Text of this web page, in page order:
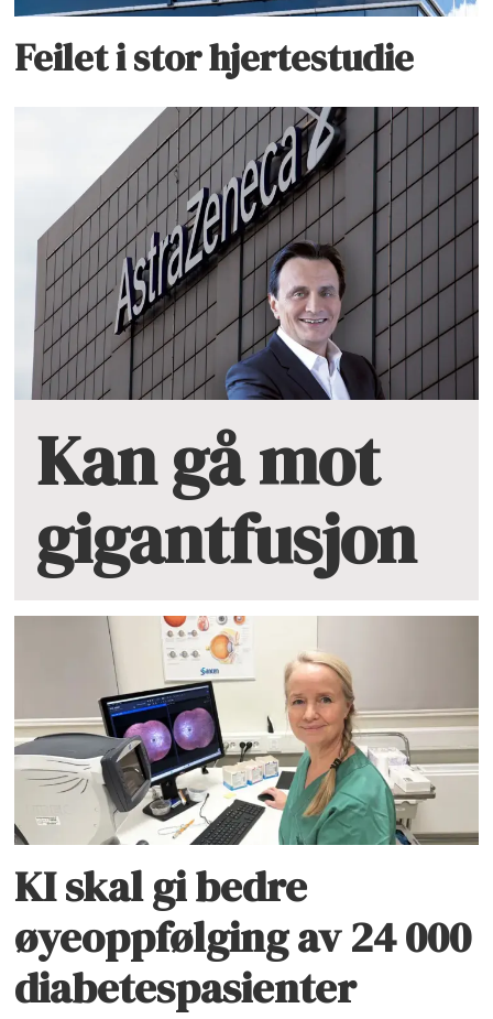
Feilet i stor hjertestudie
Kan gå mot
gigantfusjon
KI skal gi bedre
øyeoppfølging av 24 000
diabetespasienter